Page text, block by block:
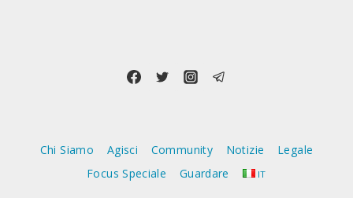
Chi Siamo Agisci Community Notizie
Legale
Focus Speciale
Guardare IT